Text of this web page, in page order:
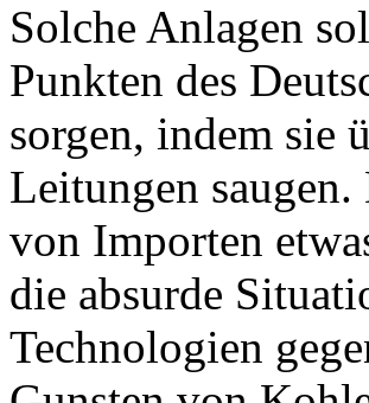
Solche Anlagen
Punkten des
sorgen, indem sie
Leitungen saugen.
von Importen
die absurde
Technologien